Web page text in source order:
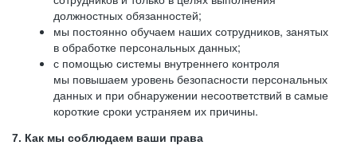
должностных обязанностей;
мы постоянно обучаем наших сотрудников, занятых
в обработке персональных данных;
с помощью системы внутреннего контроля
мы повышаем уровень безопасности персональных
данных и при обнаружении несоответствий в самые
короткие сроки устраняем их причины.
7. Как мы соблюдаем ваши права